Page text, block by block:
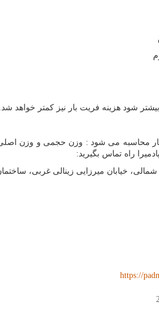
شود هزینه فریت بار نیز کمتر خواهد شد.
بار محاسبه می شود : وزن حجمی و وزن
راه تماس بگیرید:
خیابان میرزایی زینالی غربی، ساختمان اداری
https://